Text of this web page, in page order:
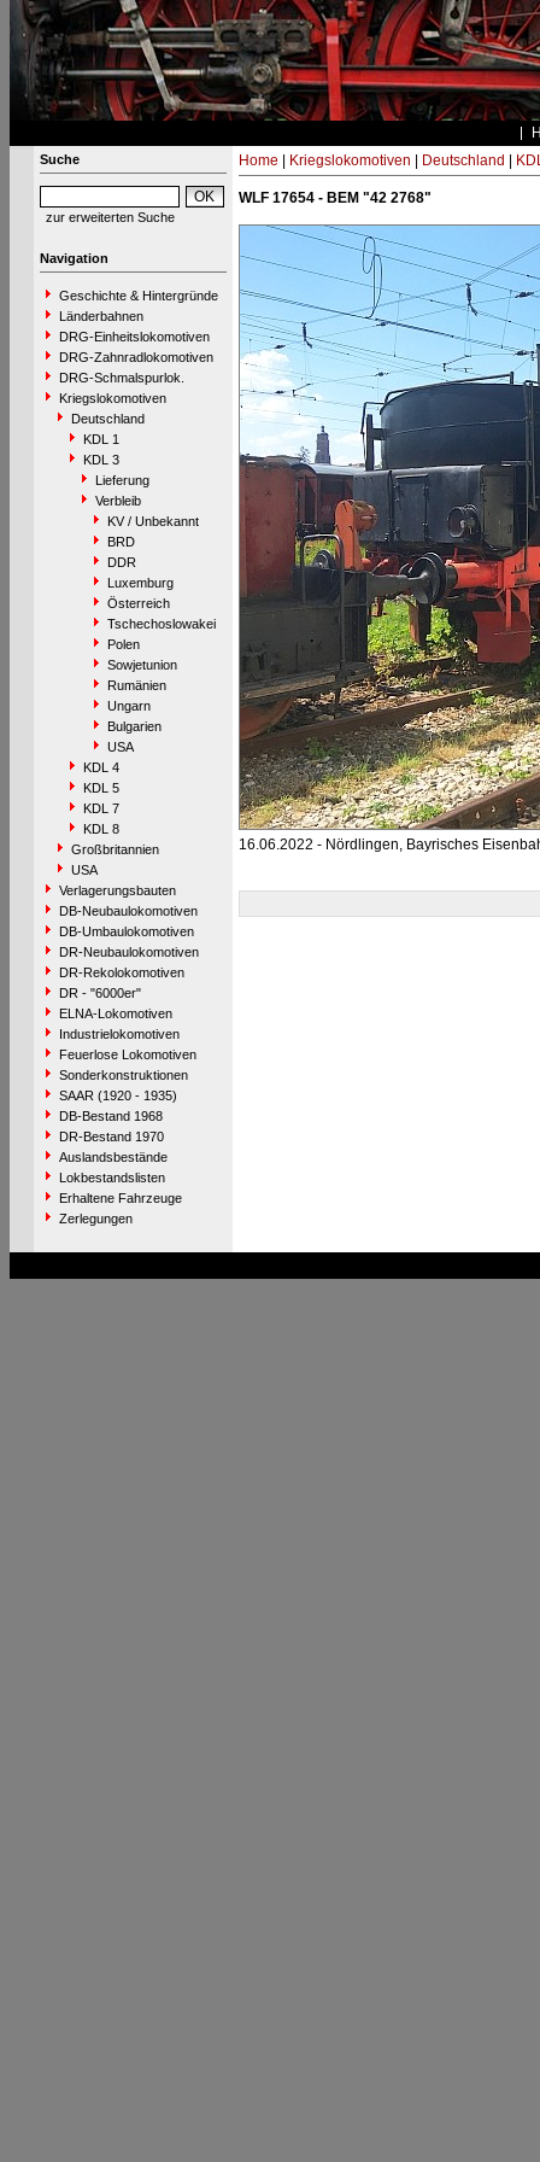
Suche
zur erweiterten Suche
Navigation
Geschichte & Hintergründe
Länderbahnen
DRG-Einheitslokomotiven
DRG-Zahnradlokomotiven
DRG-Schmalspurlok.
Kriegslokomotiven
Deutschland
KDL 1
KDL 3
Lieferung
Verbleib
KV / Unbekannt
BRD
DDR
Luxemburg
Österreich
Tschechoslowakei
Polen
Sowjetunion
Rumänien
Ungarn
Bulgarien
USA
KDL 4
KDL 5
KDL 7
KDL 8
Großbritannien
USA
Verlagerungsbauten
DB-Neubaulokomotiven
DB-Umbaulokomotiven
DR-Neubaulokomotiven
DR-Rekolokomotiven
DR - "6000er"
ELNA-Lokomotiven
Industrielokomotiven
Feuerlose Lokomotiven
Sonderkonstruktionen
SAAR (1920 - 1935)
DB-Bestand 1968
DR-Bestand 1970
Auslandsbestände
Lokbestandslisten
Erhaltene Fahrzeuge
Zerlegungen
Home Kriegslokomotiven Deutschland
WLF 17654 - BEM "42 2768"
16.06.2022 - Nördlingen, Bayrisches